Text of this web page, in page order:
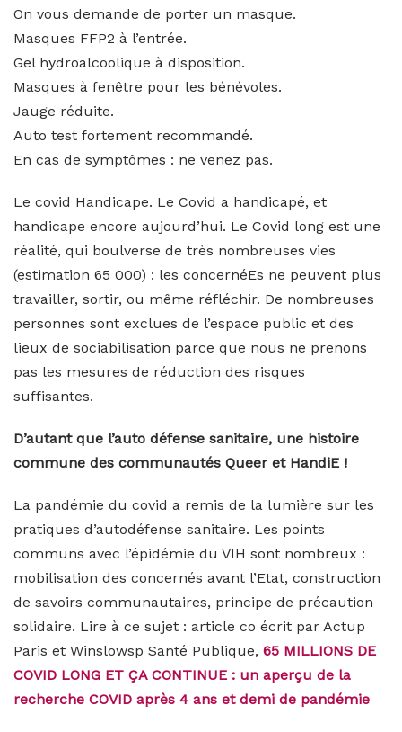
On vous demande de porter un masque.
Masques FFP2 à l’entrée.
Gel hydroalcoolique à disposition.
Masques à fenêtre pour les bénévoles.
Jauge réduite.
Auto test fortement recommandé.
En cas de symptômes : ne venez pas.
Le covid Handicape. Le Covid a handicapé, et
handicape encore aujourd’hui. Le Covid long est une
réalité, qui boulverse de très nombreuses vies
(estimation 65 000) : les concernéEs ne peuvent plus
travailler, sortir, ou même réfléchir. De nombreuses
personnes sont exclues de l’espace public et des
lieux de sociabilisation parce que nous ne prenons
pas les mesures de réduction des risques
suffisantes.
D’autant que l’auto défense sanitaire, une histoire
commune des communautés Queer et HandiE !
La pandémie du covid a remis de la lumière sur les
pratiques d’autodéfense sanitaire. Les points
communs avec l’épidémie du VIH sont nombreux :
mobilisation des concernés avant l’Etat, construction
de savoirs communautaires, principe de précaution
solidaire. Lire à ce sujet : article co écrit par Actup
Paris et Winslowsp Santé Publique, 65 MILLIONS DE
COVID LONG ET ÇA CONTINUE : un aperçu de la
recherche COVID après 4 ans et demi de pandémie